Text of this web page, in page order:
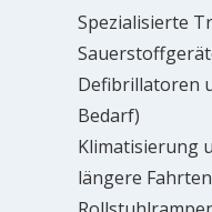
Spezialisierte
Defibrillatoren
Bedarf)
Klimatisierung
längere Fahrten